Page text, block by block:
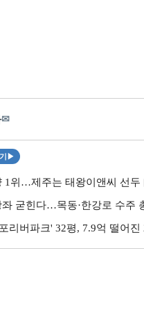
✉
▶
1위…제주는 태왕이앤씨 선두
굳힌다…목동·한강로 수주
리버파크' 32평, 7.9억 떨어